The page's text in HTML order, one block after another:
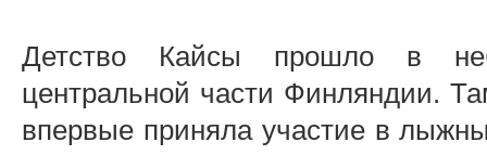
Детство Кайсы прошло в
центральной части Финляндии.
впервые приняла участие в